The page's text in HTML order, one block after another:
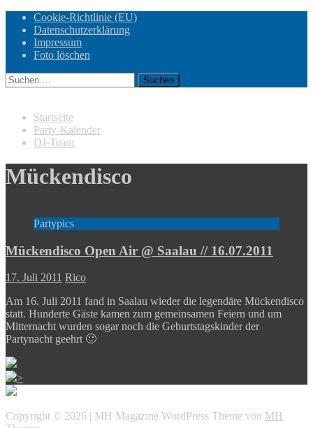
Cookie-Richtlinie (EU)
Datenschutzerklärung
Impressum
Foto löschen
Suchen
nach:
Startseite
Party-Kalender
DJ-Team
Mückendisco
Partypics
Mückendisco Open Air @ Saalau // 16.07.2011
17. Juli 2011 Rico
Am 16. Juli 2011 fand in Saalau wieder die legendäre Mückendisco
statt. Hunderte Gäste kamen zum gemeinsamen Feiern und um
Mitternacht wurden sogar noch die Geburtstagskinder der
Partynacht geehrt 🙂
>
Copyright © 2026 | MH Magazine WordPress Theme von MH